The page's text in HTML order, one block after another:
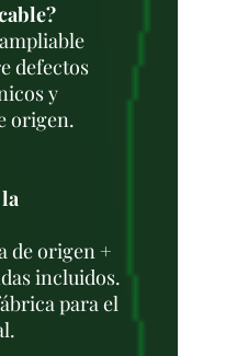
defectos
y
origen.
de origen +
incluidos.
para el